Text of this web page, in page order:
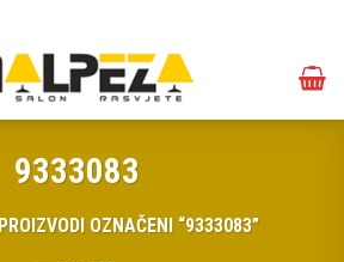
9333083
PROIZVODI OZNAČENI “9333083”